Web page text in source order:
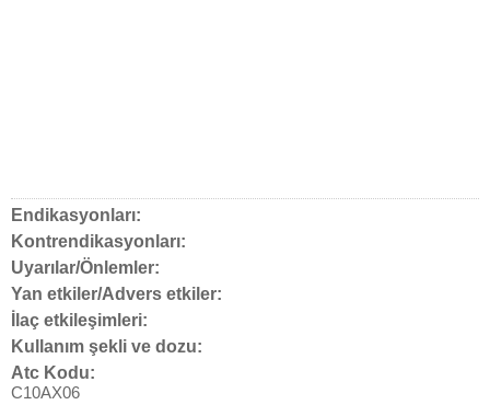
Endikasyonları:
Kontrendikasyonları:
Uyarılar/Önlemler:
Yan etkiler/Advers etkiler:
İlaç etkileşimleri:
Kullanım şekli ve dozu:
Atc Kodu:
C10AX06